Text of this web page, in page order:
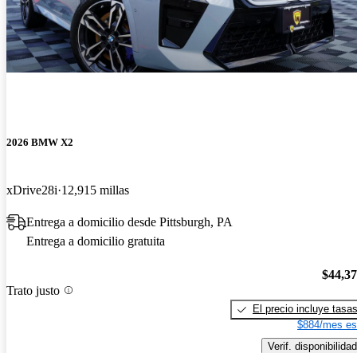
2026 BMW X2
xDrive28i 12,915 millas
Entrega a domicilio desde Pittsburgh, PA
Entrega a domicilio gratuita
Trato justo
El precio incluye tasas
$884/mes
Verif. disponibilidad